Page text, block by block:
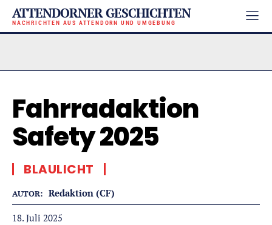
ATTENDORNER GESCHICHTEN
NACHRICHTEN AUS ATTENDORN UND UMGEBUNG
Fahrradaktion
Safety 2025
BLAULICHT
AUTOR: Redaktion (CF)
18. Juli 2025